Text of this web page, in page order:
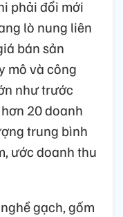
phải đổi mới
lò nung liên
bán sản
mô và công
như trước
20 doanh
trung bình
ước doanh thu
gạch, gốm